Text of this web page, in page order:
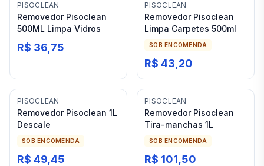
PISOCLEAN
Removedor Pisoclean
500ML Limpa Vidros
R$ 36,75
PISOCLEAN
Removedor Pisoclean
Limpa Carpetes 500ml
SOB ENCOMENDA
R$ 43,20
PISOCLEAN
Removedor Pisoclean 1L
Descale
SOB ENCOMENDA
R$ 49,45
PISOCLEAN
Removedor Pisoclean
Tira-manchas 1L
SOB ENCOMENDA
R$ 101,50